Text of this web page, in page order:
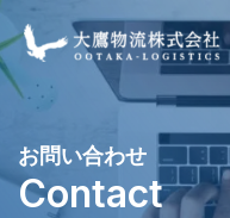
お問い合わせ
Contact